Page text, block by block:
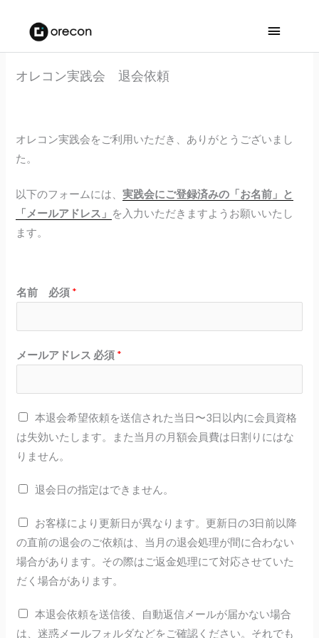
メ
イ
ニ
ー
オレコン実践会 退会依頼
オレコン実践会をご利用いただき、ありがとうございまし
た。
以下のフォームには、実践会にご登録済みの「お名前」と
「メールアドレス」 を入力いただきますようお願いいたし
ます。
名前 必須 *
メールアドレス 必須 *
本退会希望依頼を送信された当日〜3日以内に会員資格
は失効いたします。また当月の月額会員費は日割りにはな
りません。
退会日の指定はできません。
お客様により更新日が異なります。更新日の3日前以降
の直前の退会のご依頼は、当月の退会処理が間に合わない
場合があります。その際はご返金処理にて対応させていた
だく場合があります。
本退会依頼を送信後、自動返信メールが届かない場合
は、迷惑メールフォルダなどをご確認ください。それでも